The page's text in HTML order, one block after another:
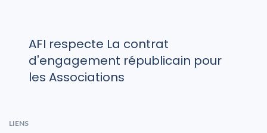
AFI respecte La contrat
d'engagement républicain pour
les Associations
LIENS